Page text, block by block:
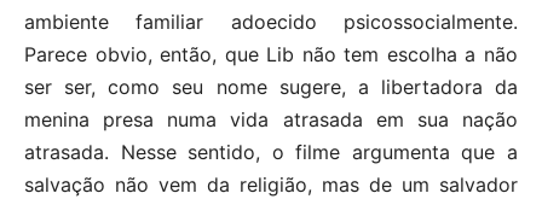
ambiente familiar adoecido psicossocialmente.
Parece obvio, então, que Lib não tem escolha a não
ser ser, como seu nome sugere, a libertadora da
menina presa numa vida atrasada em sua nação
atrasada. Nesse sentido, o filme argumenta que a
salvação não vem da religião, mas de um salvador